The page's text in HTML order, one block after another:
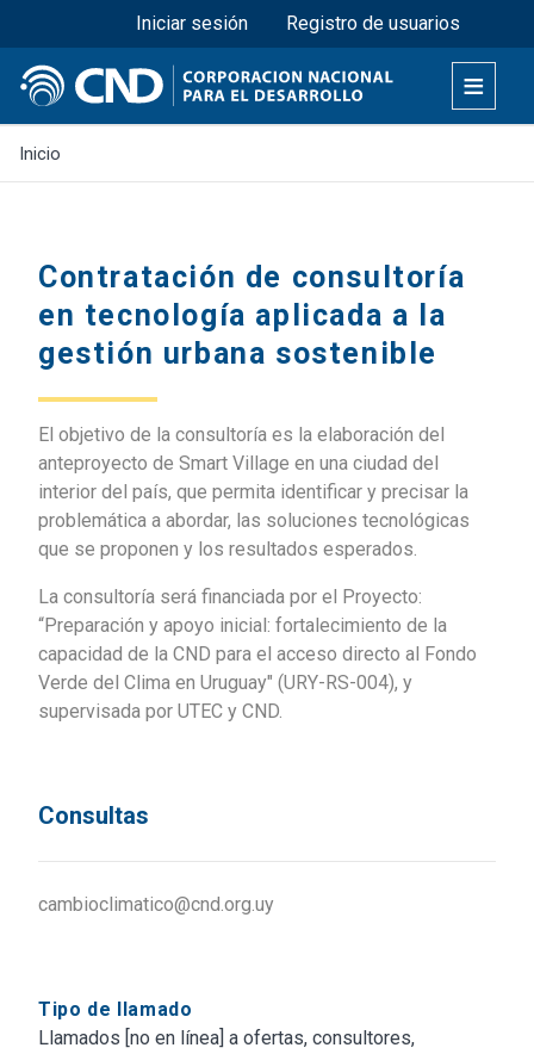
Pasar
al
contenido
principal
Menú superior
Iniciar sesión Registro de usuarios
Inicio
Tipo de llamado
Llamados [no en línea] a ofertas, consultores,
Contratación de consultoría
en tecnología aplicada a la
gestión urbana sostenible
El objetivo de la consultoría es la elaboración del
anteproyecto de Smart Village en una ciudad del
interior del país, que permita identificar y precisar la
problemática a abordar, las soluciones tecnológicas
que se proponen y los resultados esperados.
La consultoría será financiada por el Proyecto:
“Preparación y apoyo inicial: fortalecimiento de la
capacidad de la CND para el acceso directo al Fondo
Verde del Clima en Uruguay" (URY-RS-004), y
supervisada por UTEC y CND.
Consultas
cambioclimatico@cnd.org.uy